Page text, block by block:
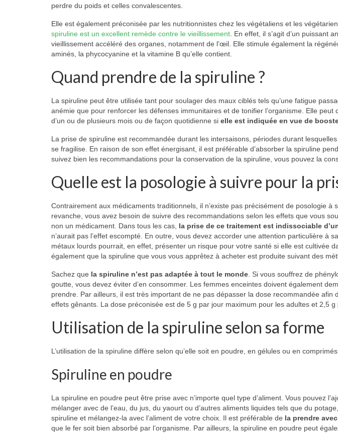
perdre du poids et celles convalescentes.
Elle est également préconisée par les nutritionnistes chez les végétaliens et les
spiruline est un excellent remède contre le vieillissement . En effet, il s’agit d’un puissant
vieillissement accéléré des organes, notamment de l’œil. Elle stimule également la
aminés, la phycocyanine et la vitamine B qu’elle contient.
Quand prendre de la spiruline ?
La spiruline peut être utilisée tant pour soulager des maux ciblés tels qu’une fatigue
anémie que pour renforcer les défenses immunitaires et de tonifier l’organisme. Elle peut
d’un ou de plusieurs mois ou de façon quotidienne si elle est indiquée en vue de
La prise de spiruline est recommandée durant les intersaisons, périodes durant
se fragilise. En raison de son effet énergisant, il est préférable d’absorber la spiruline
suivez bien les recommandations pour la conservation de la spiruline, vous pouvez la
Quelle est la posologie à suivre pour la
Contrairement aux médicaments traditionnels, il n’existe pas précisément de posologie à
revanche, vous avez besoin de suivre des recommandations selon les effets que vous
non un médicament. Dans tous les cas, la prise de ce traitement est indissociable
n’aurait pas l’effet escompté. En outre, vous devez accorder une attention particulière à
métaux lourds pourrait, en effet, présenter un risque pour votre santé si elle est cultivée
également que la spiruline que vous vous apprêtez à acheter est produite suivant des
Sachez que la spiruline n’est pas adaptée à tout le monde . Si vous souffrez de
goutte, vous devez éviter d’en consommer. Les femmes enceintes doivent également
prendre. Par ailleurs, il est très important de ne pas dépasser la dose recommandée afin
effets gênants. La dose préconisée est de 5 g par jour maximum pour les adultes et 2,5 g
Utilisation de la spiruline selon sa forme
L’utilisation de la spiruline diffère selon qu’elle soit en poudre, en gélules ou en comprimés.
Spiruline en poudre
La spiruline en poudre peut être prise avec n’importe quel type d’aliment. Vous pouvez
mélanger avec de l’eau, du jus, du yaourt ou d’autres aliments liquides tels que du
spiruline et mélangez-la avec l’aliment de votre choix. Il est préférable de la prendre
que le fer soit bien absorbé par l’organisme. Par ailleurs, la spiruline en poudre peut